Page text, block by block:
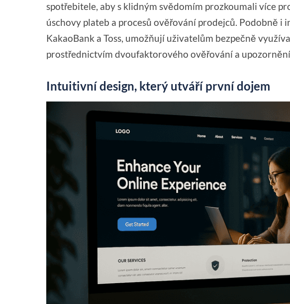
spotřebitele, aby s klidným svědomím prozkoumali více
úschovy plateb a procesů ověřování prodejců. Podobně i
KakaoBank a Toss, umožňují uživatelům bezpečně
prostřednictvím dvoufaktorového ověřování a
Intuitivní design, který utváří první dojem